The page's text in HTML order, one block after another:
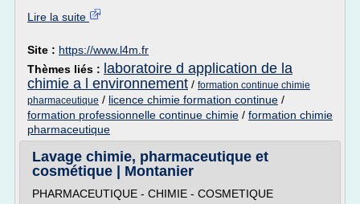
Lire la suite
Site : https://www.l4m.fr
Thèmes liés : laboratoire d application de la
chimie a l environnement / formation continue chimie
pharmaceutique / licence chimie formation continue /
formation professionnelle continue chimie / formation chimie
pharmaceutique
Lavage chimie, pharmaceutique et
cosmétique | Montanier
PHARMACEUTIQUE - CHIMIE - COSMETIQUE